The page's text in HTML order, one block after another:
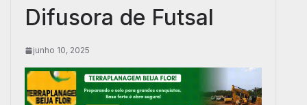
Difusora de Futsal
junho 10, 2025